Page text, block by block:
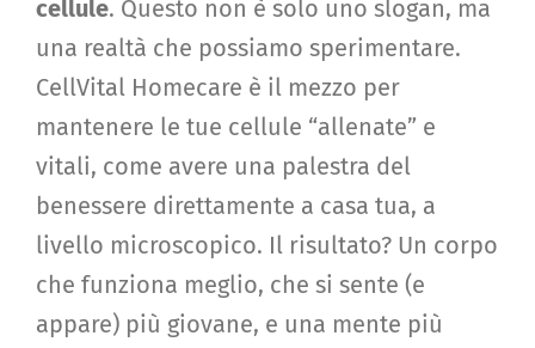
cellule. Questo non è solo uno slogan, ma
una realtà che possiamo sperimentare.
CellVital Homecare è il mezzo per
mantenere le tue cellule “allenate” e
vitali, come avere una palestra del
benessere direttamente a casa tua, a
livello microscopico. Il risultato? Un corpo
che funziona meglio, che si sente (e
appare) più giovane, e una mente più